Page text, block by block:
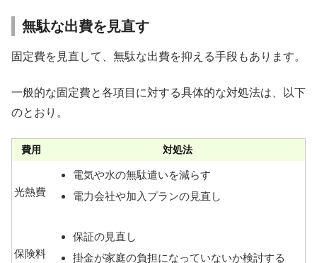
無駄な出費を見直す
固定費を見直して、無駄な出費を抑える手段もあります。
一般的な固定費と各項目に対する具体的な対処法は、以下
のとおり。
費用 対処法
光熱費
電気や水の無駄遣いを減らす
電力会社や加入プランの見直し
保険料
保証の見直し
掛金が家庭の負担になっていないか検討する